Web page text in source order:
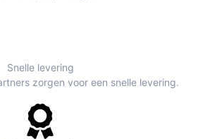
Snelle levering
zorgen voor een snelle levering.